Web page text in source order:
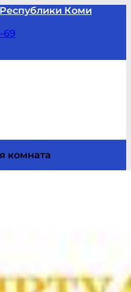
Коми
69
комната